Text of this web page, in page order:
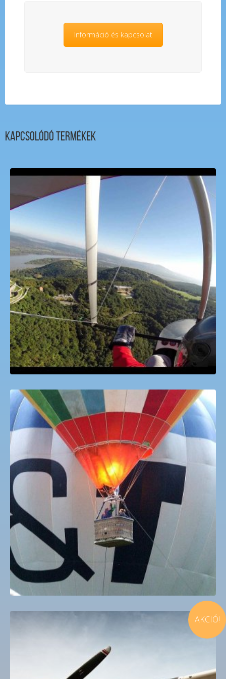
Információ és kapcsolat
Kapcsolódó termékek
Budapest látképe 30 percben sárkányrepülőről
15,990Ft
Hőlégballon sétarepülés PhoenixHRE
36,830Ft
AKCIÓ!